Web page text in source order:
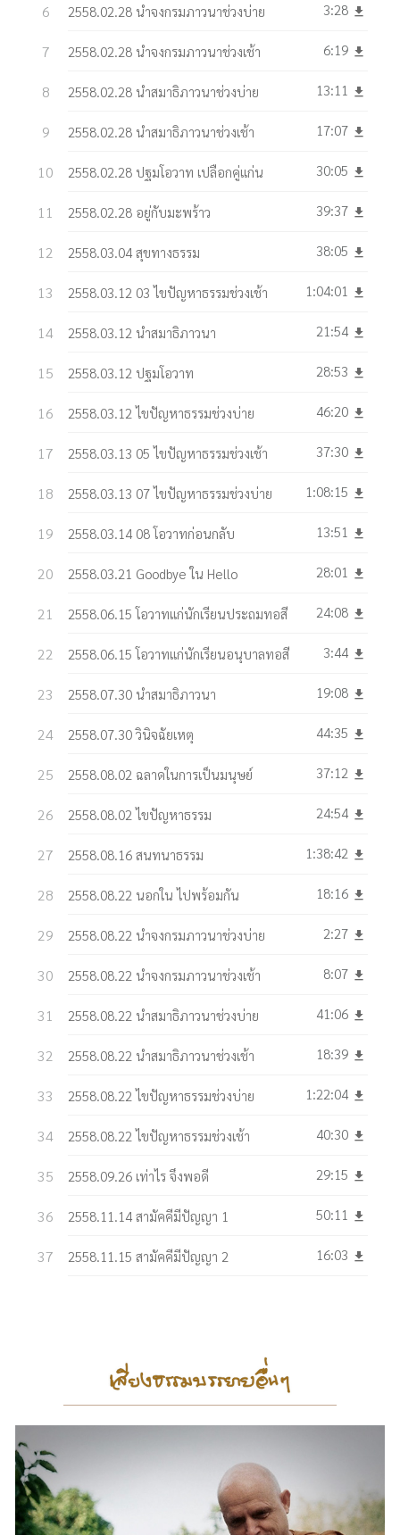
2558.02.28 นำจงกรมภาวนาช่วงบ่าย 3:28 get_app
2558.02.28 นำจงกรมภาวนาช่วงเช้า 6:19 get_app
2558.02.28 นำสมาธิภาวนาช่วงบ่าย 13:11 get_app
2558.02.28 นำสมาธิภาวนาช่วงเช้า 17:07 get_app
2558.02.28 ปฐมโอวาท เปลือกคู่แก่น 30:05 get_app
2558.02.28 อยู่กับมะพร้าว 39:37 get_app
2558.03.04 สุขทางธรรม 38:05 get_app
2558.03.12 03 ไขปัญหาธรรมช่วงเช้า 1:04:01 get_app
2558.03.12 นำสมาธิภาวนา 21:54 get_app
2558.03.12 ปฐมโอวาท 28:53 get_app
2558.03.12 ไขปัญหาธรรมช่วงบ่าย 46:20 get_app
2558.03.13 05 ไขปัญหาธรรมช่วงเช้า 37:30 get_app
2558.03.13 07 ไขปัญหาธรรมช่วงบ่าย 1:08:15 get_app
2558.03.14 08 โอวาทก่อนกลับ 13:51 get_app
2558.03.21 Goodbye ใน Hello 28:01 get_app
2558.06.15 โอวาทแก่นักเรียนประถมทอสี 24:08 get_app
2558.06.15 โอวาทแก่นักเรียนอนุบาลทอสี 3:44 get_app
2558.07.30 นำสมาธิภาวนา 19:08 get_app
2558.07.30 วินิจฉัยเหตุ 44:35 get_app
2558.08.02 ฉลาดในการเป็นมนุษย์ 37:12 get_app
2558.08.02 ไขปัญหาธรรม 24:54 get_app
2558.08.16 สนทนาธรรม 1:38:42 get_app
2558.08.22 นอกใน ไปพร้อมกัน 18:16 get_app
2558.08.22 นำจงกรมภาวนาช่วงบ่าย 2:27 get_app
2558.08.22 นำจงกรมภาวนาช่วงเช้า 8:07 get_app
2558.08.22 นำสมาธิภาวนาช่วงบ่าย 41:06 get_app
2558.08.22 นำสมาธิภาวนาช่วงเช้า 18:39 get_app
2558.08.22 ไขปัญหาธรรมช่วงบ่าย 1:22:04 get_app
2558.08.22 ไขปัญหาธรรมช่วงเช้า 40:30 get_app
2558.09.26 เท่าไร จึงพอดี 29:15 get_app
2558.11.14 สามัคคีมีปัญญา 1 50:11 get_app
2558.11.15 สามัคคีมีปัญญา 2 16:03 get_app